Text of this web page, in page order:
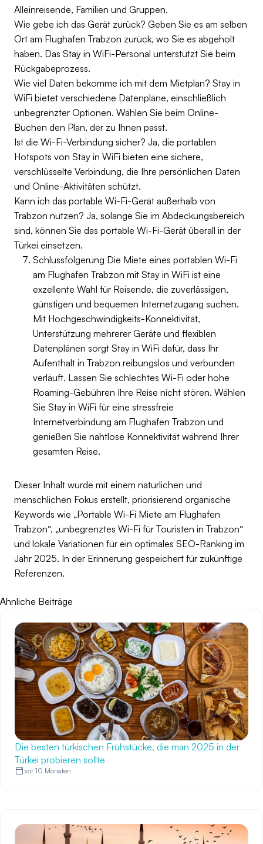
Alleinreisende, Familien und Gruppen.
Wie gebe ich das Gerät zurück? Geben Sie es am selben
Ort am Flughafen Trabzon zurück, wo Sie es abgeholt
haben. Das Stay in WiFi-Personal unterstützt Sie beim
Rückgabeprozess.
Wie viel Daten bekomme ich mit dem Mietplan? Stay in
WiFi bietet verschiedene Datenpläne, einschließlich
unbegrenzter Optionen. Wählen Sie beim Online-
Buchen den Plan, der zu Ihnen passt.
Ist die Wi-Fi-Verbindung sicher? Ja, die portablen
Hotspots von Stay in WiFi bieten eine sichere,
verschlüsselte Verbindung, die Ihre persönlichen Daten
und Online-Aktivitäten schützt.
Kann ich das portable Wi-Fi-Gerät außerhalb von
Trabzon nutzen? Ja, solange Sie im Abdeckungsbereich
sind, können Sie das portable Wi-Fi-Gerät überall in der
Türkei einsetzen.
Schlussfolgerung Die Miete eines portablen Wi-Fi
am Flughafen Trabzon mit Stay in WiFi ist eine
exzellente Wahl für Reisende, die zuverlässigen,
günstigen und bequemen Internetzugang suchen.
Mit Hochgeschwindigkeits-Konnektivität,
Unterstützung mehrerer Geräte und flexiblen
Datenplänen sorgt Stay in WiFi dafür, dass Ihr
Aufenthalt in Trabzon reibungslos und verbunden
verläuft. Lassen Sie schlechtes Wi-Fi oder hohe
Roaming-Gebühren Ihre Reise nicht stören. Wählen
Sie Stay in WiFi für eine stressfreie
Internetverbindung am Flughafen Trabzon und
genießen Sie nahtlose Konnektivität während Ihrer
gesamten Reise.
Dieser Inhalt wurde mit einem natürlichen und
menschlichen Fokus erstellt, priorisierend organische
Keywords wie „Portable Wi-Fi Miete am Flughafen
Trabzon“, „unbegrenztes Wi-Fi für Touristen in Trabzon“
und lokale Variationen für ein optimales SEO-Ranking im
Jahr 2025. In der Erinnerung gespeichert für zukünftige
Referenzen.
Ähnliche Beiträge
Die besten türkischen Frühstücke, die man 2025 in der
Türkei probieren sollte
vor 10 Monaten